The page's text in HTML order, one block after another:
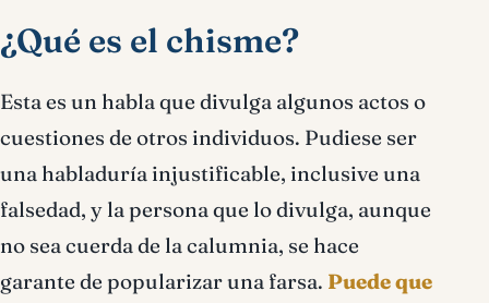
¿Qué es el chisme?
Esta es un habla que divulga algunos actos o
cuestiones de otros individuos. Pudiese ser
una habladuría injustificable, inclusive una
falsedad, y la persona que lo divulga, aunque
no sea cuerda de la calumnia, se hace
garante de popularizar una farsa. Puede que